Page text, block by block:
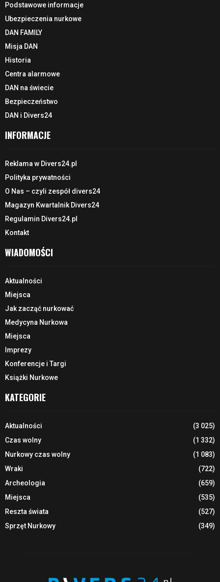
Podstawowe informacje
Ubezpieczenia nurkowe
DAN FAMILY
Misja DAN
Historia
Centra alarmowe
DAN na świecie
Bezpieczeństwo
DAN i Divers24
INFORMACJE
Reklama w Divers24.pl
Polityka prywatności
O Nas – czyli zespół divers24
Magazyn Kwartalnik Divers24
Regulamin Divers24.pl
Kontakt
WIADOMOŚCI
Aktualności
Miejsca
Jak zacząć nurkować
Medycyna Nurkowa
Miejsca
Imprezy
Konferencje i Targi
Książki Nurkowe
KATEGORIE
Aktualności
(3 025)
Czas wolny
(1 332)
Nurkowy czas wolny
(1 083)
Wraki
(722)
Archeologia
(659)
Miejsca
(535)
Reszta świata
(527)
Sprzęt Nurkowy
(349)